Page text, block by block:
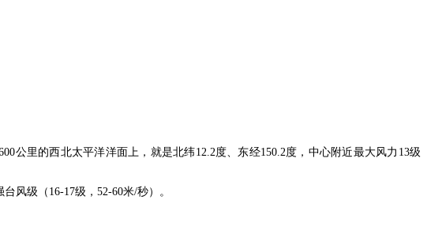
公里的西北太平洋洋面上，就是北纬12.2度、东经150.2度，中心附近最大风力13级
风级（16-17级，52-60米/秒）。